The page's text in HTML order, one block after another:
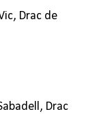
Drac de
Drac